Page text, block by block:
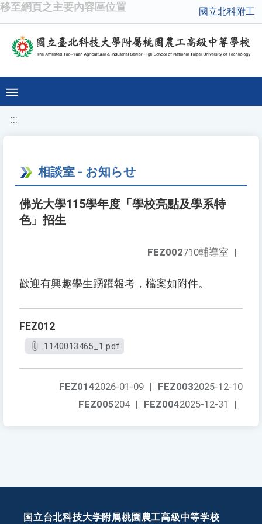
移至網頁之主要內容區位置 國立北科附工
:::
相談室 - お知らせ
佛光大學115學年度「學校亮點及學系特
色」招生
FEZ002710輔導室 |
歡迎有興趣學生踴躍報考，檔案如附件。
FEZ012
1140013465_1.pdf
FEZ0032025-12-10
FEZ0142026-01-09 |
FEZ0042025-12-31 |
FEZ005204 |
国立台北科技大学附属桃園農工高級中等学校